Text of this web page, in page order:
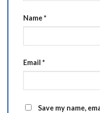
Name*
Email *
Save my name,